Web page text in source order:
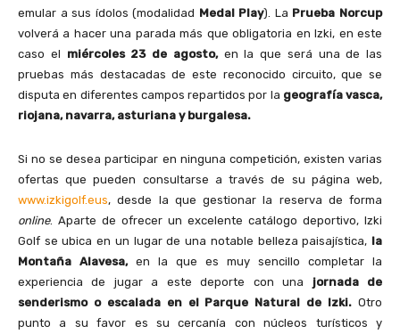
emular a sus ídolos (modalidad Medal Play). La Prueba Norcup
volverá a hacer una parada más que obligatoria en Izki, en este
caso el miércoles 23 de agosto,en la que será una de las
pruebas más destacadas de este reconocido circuito, que se
disputa en diferentes campos repartidos por la geografía vasca,
riojana, navarra, asturiana y burgalesa.
Si no se desea participar en ninguna competición, existen varias
ofertas que pueden consultarse a través de su página web,
www.izkigolf.eus, desde la que gestionar la reserva de forma
online. Aparte de ofrecer un excelente catálogo deportivo, Izki
Golf se ubica en un lugar de una notable belleza paisajística, la
Montaña Alavesa, en la que es muy sencillo completar la
experiencia de jugar a este deporte con una jornada de
senderismo o escalada en el Parque Natural de Izki. Otro
punto a su favor es su cercanía con núcleos turísticos y